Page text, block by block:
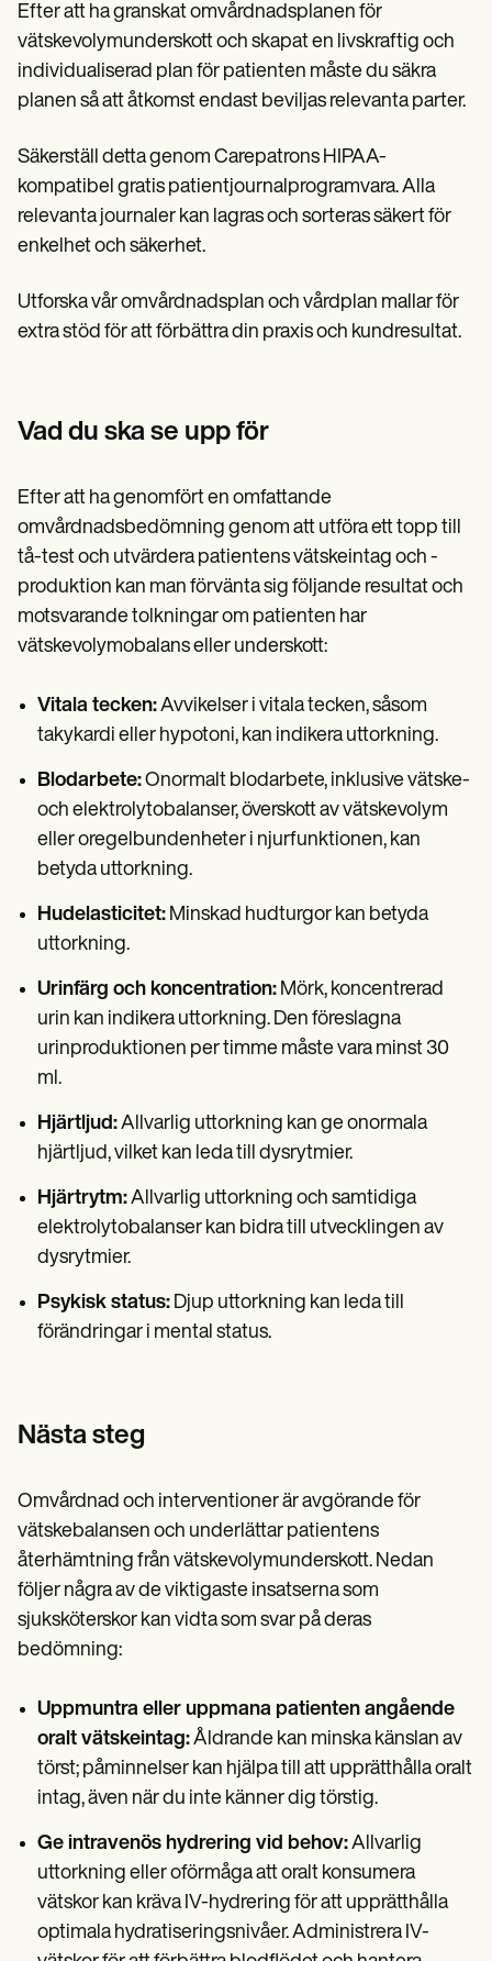
Efter att ha granskat omvårdnadsplanen för
vätskevolymunderskott och skapat en livskraftig och
individualiserad plan för patienten måste du säkra
planen så att åtkomst endast beviljas relevanta parter.
Säkerställ detta genom Carepatrons HIPAA-
kompatibel gratis patientjournalprogramvara. Alla
relevanta journaler kan lagras och sorteras säkert för
enkelhet och säkerhet.
Utforska vår omvårdnadsplan och vårdplan mallar för
extra stöd för att förbättra din praxis och kundresultat.
Vad du ska se upp för
Efter att ha genomfört en omfattande
omvårdnadsbedömning genom att utföra ett topp till
tå-test och utvärdera patientens vätskeintag och -
produktion kan man förvänta sig följande resultat och
motsvarande tolkningar om patienten har
vätskevolymobalans eller underskott:
Vitala tecken:Avvikelser i vitala tecken, såsom
takykardi eller hypotoni, kan indikera uttorkning.
Blodarbete:Onormalt blodarbete, inklusive vätske-
och elektrolytobalanser, överskott av vätskevolym
eller oregelbundenheter i njurfunktionen, kan
betyda uttorkning.
Hudelasticitet: Minskad hudturgor kan betyda
uttorkning.
Urinfärg och koncentration: Mörk, koncentrerad
urin kan indikera uttorkning. Den föreslagna
urinproduktionen per timme måste vara minst 30
ml.
Hjärtljud:Allvarlig uttorkning kan ge onormala
hjärtljud, vilket kan leda till dysrytmier.
Hjärtrytm:Allvarlig uttorkning och samtidiga
elektrolytobalanser kan bidra till utvecklingen av
dysrytmier.
Psykisk status: Djup uttorkning kan leda till
förändringar i mental status.
Nästa steg
Omvårdnad och interventioner är avgörande för
vätskebalansen och underlättar patientens
återhämtning från vätskevolymunderskott. Nedan
följer några av de viktigaste insatserna som
sjuksköterskor kan vidta som svar på deras
bedömning:
Uppmuntra eller uppmana patienten angående
oralt vätskeintag:Åldrande kan minska känslan av
törst; påminnelser kan hjälpa till att upprätthålla oralt
intag, även när du inte känner dig törstig.
Ge intravenös hydrering vid behov:Allvarlig
uttorkning eller oförmåga att oralt konsumera
vätskor kan kräva IV-hydrering för att upprätthålla
optimala hydratiseringsnivåer. Administrera IV-